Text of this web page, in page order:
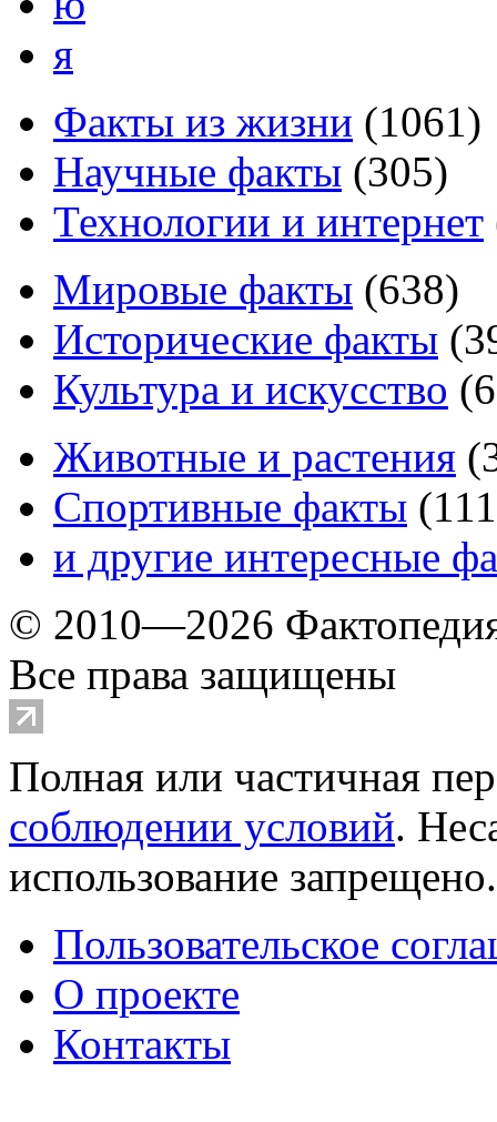
я
Факты из жизни (1061)
Научные факты (305)
Технологии и интернет
Мировые факты (638)
Исторические факты (
Культура и искусство (
Животные и растения (
Спортивные факты (111
и другие интересные
© 2010—2026
Все права защищены
Полная или частичная
соблюдении условий.
использование
Пользовательское
О проекте
Контакты